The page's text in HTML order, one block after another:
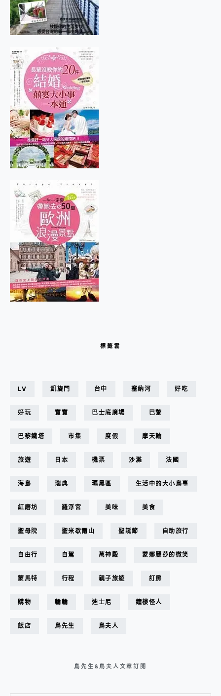
標籤雲
LV 凱旋門 台中 塞納河 好吃
好玩 寶寶 巴士底廣場 巴黎
巴黎鐵塔 市集 度假 摩天輪
旅遊 日本 機票 沙灘 法國
海島 瑞典 瑪黑區 生活中的大小鳥事
紅磨坊 羅浮宮 美味 美食
聖母院 聖米歇爾山 聖誕節 自助旅行
自由行 自駕 萬神殿 蒙娜麗莎的微笑
蒙馬特 行程 親子旅遊 訂房
購物 輪輪 迪士尼 鐘樓怪人
飯店 鳥先生 鳥夫人
鳥先生&鳥夫人文章訂閱